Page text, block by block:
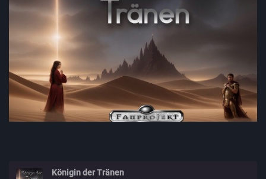
Königin der Tränen